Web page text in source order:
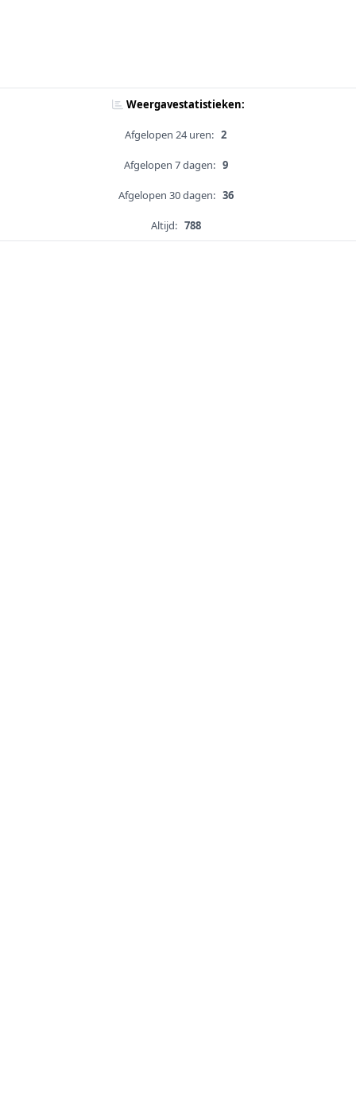
Weergavestatistieken:
Afgelopen 24 uren: 2
Afgelopen 7 dagen: 9
Afgelopen 30 dagen: 36
Altijd: 788